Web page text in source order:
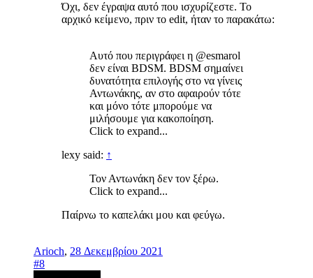
Όχι, δεν έγραψα αυτό που ισχυρίζεστε. Το
αρχικό κείμενο, πριν το edit, ήταν το παρακάτω:
Αυτό που περιγράφει η @esmarol
δεν είναι BDSM. BDSM σημαίνει
δυνατότητα επιλογής στο να γίνεις
Αντωνάκης, αν στο αφαιρούν τότε
και μόνο τότε μπορούμε να
μιλήσουμε για κακοποίηση.
Click to expand...
lexy said: ↑
Τον Αντωνάκη δεν τον ξέρω.
Click to expand...
Παίρνω το καπελάκι μου και φεύγω.
Arioch, 28 Δεκεμβρίου 2021
#8